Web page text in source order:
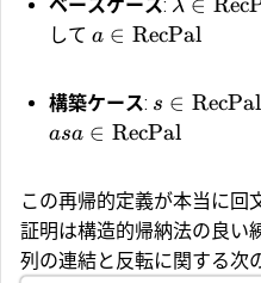
ベースケース: λ
して a ∈ RecPal
構築ケース: s ∈ RecPal
asa ∈ RecPal
この再帰的定義が本当に回
証明は構造的帰納法の良い
列の連結と反転に関する次